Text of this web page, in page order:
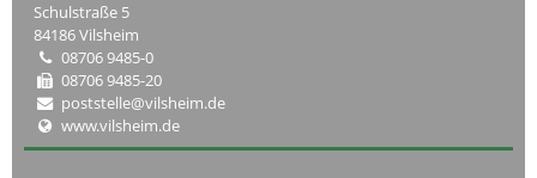
Schulstraße 5
84186 Vilsheim
08706 9485-0
08706 9485-20
poststelle@vilsheim.de
www.vilsheim.de